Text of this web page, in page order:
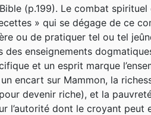
(p.199). Le combat
» qui se dégage de ce
ou de pratiquer tel ou tel
enseignements
et un esprit marque
encart sur Mammon, la
devenir riche), et la
l’autorité dont le croyant